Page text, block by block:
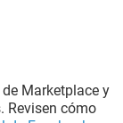
Marketplace y
Revisen cómo